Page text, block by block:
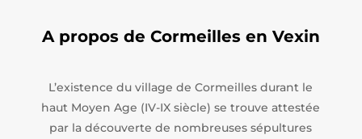
A propos de Cormeilles en Vexin
L’existence du village de Cormeilles durant le
haut Moyen Age (IV-IX siècle) se trouve attestée
par la découverte de nombreuses sépultures